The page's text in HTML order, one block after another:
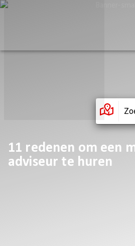
11 redenen om een
adviseur te huren